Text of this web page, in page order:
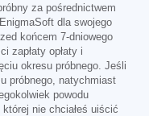
za pośrednictwem
dla swojego
końcem 7-dniowego
zapłaty opłaty i
okresu próbnego. Jeśli
próbnego, natychmiast
powodu
nie chciałeś uiścić